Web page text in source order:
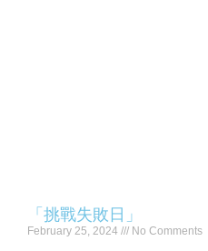
「挑戰失敗日」
February 25, 2024 No Comments